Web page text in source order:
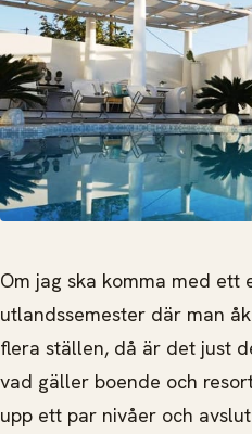
Om jag ska komma med ett
utlandssemester där man
flera ställen, då är det just
vad gäller boende och
upp ett par nivåer och